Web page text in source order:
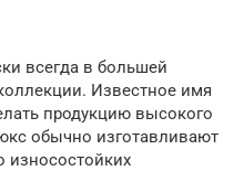
всегда в большей
Известное имя
продукцию высокого
обычно изготавливают
износостойких